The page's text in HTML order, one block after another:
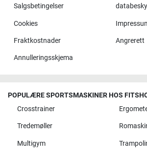
Salgsbetingelser
Cookies
Fraktkostnader Angrerett
Annulleringsskjema
POPULÆRE SPORTSMASKINER HOS
Crosstrainer
Tredemøller
Multigym